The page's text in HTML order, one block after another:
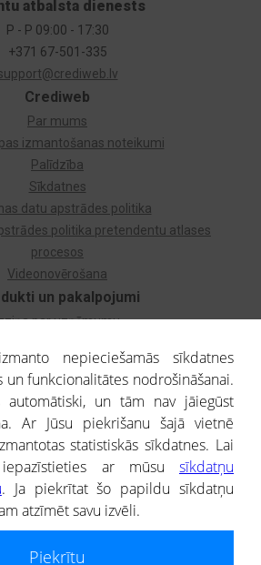
un pakalpojumi
par uzņēmumu
Dzimtas koks
Uzņēmumu atlase
Monitorings
par ārvalstu uzņēmumiem
Crediweb
Par mums
izmantošanas noteikumi
Palīdzība
Sīkdatnes
datu apstrādes politika
politika pretendentu atlases
procesos
Videonovērošana
atbalsta dienests
P - P 09:00 - 17:30
+371 67-501-335
nepieciešamās sīkdatnes
funkcionalitātes nodrošināšanai.
automātiski, un tām nav jāiegūst
Ar Jūsu piekrišanu šajā vietnē
statistiskās sīkdatnes. Lai
ar mūsu sīkdatņu
. Ja piekrītat šo papildu sīkdatņu
atzīmēt savu izvēli.
Piekrītu